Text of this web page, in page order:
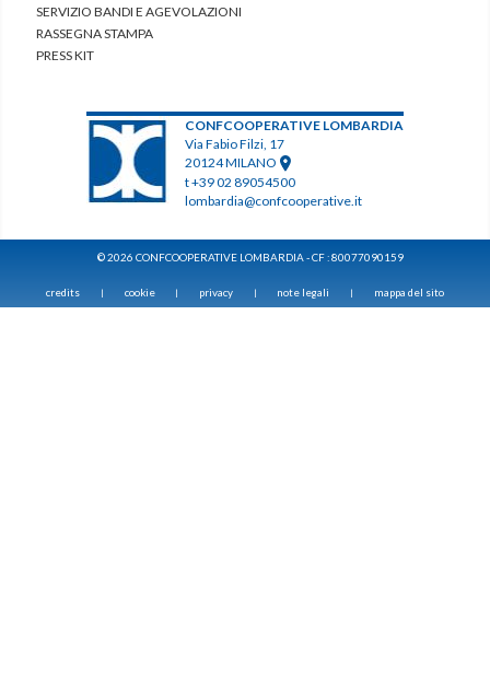
SERVIZIO BANDI E AGEVOLAZIONI
RASSEGNA STAMPA
PRESS KIT
CONFCOOPERATIVE LOMBARDIA
Via Fabio Filzi, 17
20124 MILANO
t +39 02 89054500
lombardia@confcooperative.it
© 2026 CONFCOOPERATIVE LOMBARDIA - CF : 80077090159
credits cookie privacy note legali mappa del sito